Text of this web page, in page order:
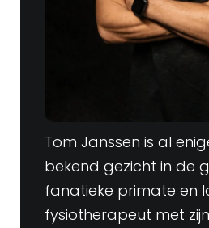
Tom Janssen is al
bekend gezicht in de
fanatieke primate en
fysiotherapeut met zijn